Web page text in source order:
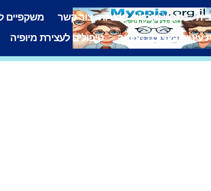
תנאי שימוש- פרטיות- צור קשר משקפיים
עיניים לעצירת מיופיה
טיפולים לעצירת מיופיה